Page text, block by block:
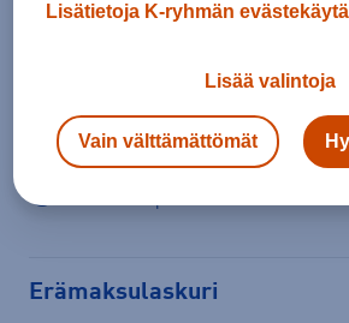
Arvioitu toimitusaika 1-3 arkipäivää.
Tilaus- ja toimituskulut
Erämaksulaskuri
Lisätietoja K-ryhmän
Lisää valintoja
Vain välttämättömät